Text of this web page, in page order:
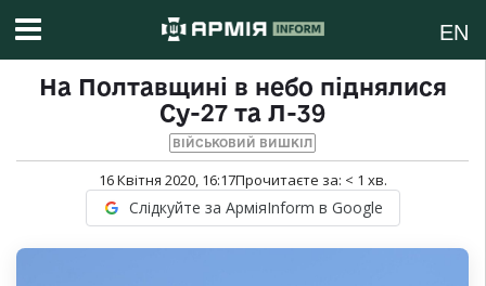
EN
На Полтавщині в небо піднялися
Су-27 та Л-39
ВІЙСЬКОВИЙ ВИШКІЛ
16 Квітня 2020, 16:17Прочитаєте за: < 1 хв.
Слідкуйте за АрміяInform в Google